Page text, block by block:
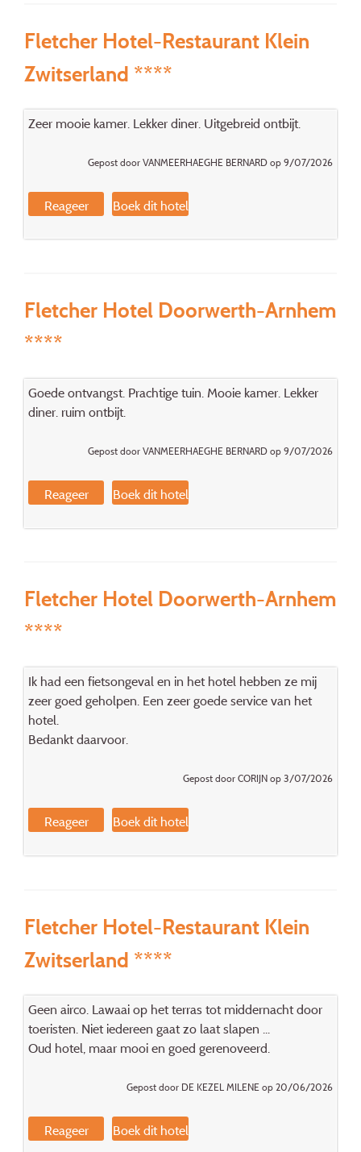
Fletcher Hotel-Restaurant Klein
Zwitserland ****
Zeer mooie kamer. Lekker diner. Uitgebreid ontbijt.
Gepost door VANMEERHAEGHE BERNARD op 9/07/2026
Reageer Boek dit hotel
Fletcher Hotel Doorwerth-Arnhem
****
Goede ontvangst. Prachtige tuin. Mooie kamer. Lekker
diner. ruim ontbijt.
Gepost door VANMEERHAEGHE BERNARD op 9/07/2026
Reageer Boek dit hotel
Fletcher Hotel Doorwerth-Arnhem
****
Ik had een fietsongeval en in het hotel hebben ze mij
zeer goed geholpen. Een zeer goede service van het
hotel.
Bedankt daarvoor.
Gepost door CORIJN op 3/07/2026
Reageer Boek dit hotel
Fletcher Hotel-Restaurant Klein
Zwitserland ****
Geen airco. Lawaai op het terras tot middernacht door
toeristen. Niet iedereen gaat zo laat slapen ...
Oud hotel, maar mooi en goed gerenoveerd.
Gepost door DE KEZEL MILENE op 20/06/2026
Reageer Boek dit hotel